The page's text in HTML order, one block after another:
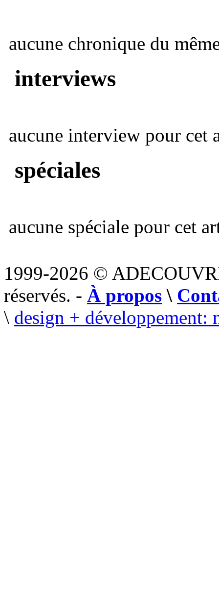
aucune chronique du
interviews
aucune interview pour cet
spéciales
aucune spéciale pour cet
1999-2026 ©
réservés. - À propos \
\ design + développement: